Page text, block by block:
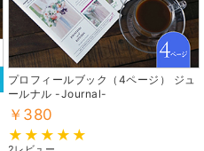
プロフィールブック（4ページ） ジュ
ールナル -Journal-
￥380